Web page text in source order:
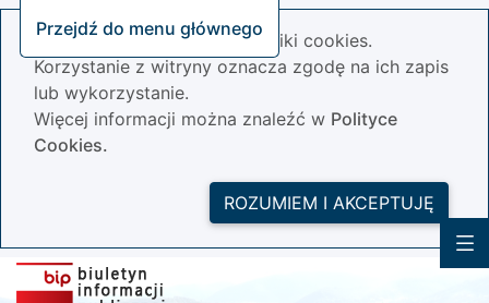
Przejdź do menu głównego
Nasza strona wykorzystuje pliki cookies.
Korzystanie z witryny oznacza zgodę na ich zapis
lub wykorzystanie.
Więcej informacji można znaleźć w Polityce
Cookies.
ROZUMIEM I AKCEPTUJĘ